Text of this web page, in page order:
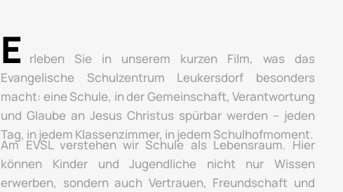
E
rleben Sie in unserem kurzen Film, was das
Evangelische Schulzentrum Leukersdorf besonders
macht: eine Schule, in der Gemeinschaft, Verantwortung
und Glaube an Jesus Christus spürbar werden – jeden
Tag, in jedem Klassenzimmer, in jedem Schulhofmoment.
Am EVSL verstehen wir Schule als Lebensraum. Hier
können Kinder und Jugendliche nicht nur Wissen
erwerben, sondern auch Vertrauen, Freundschaft und